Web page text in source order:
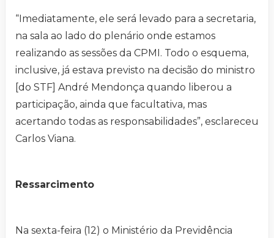
“Imediatamente, ele será levado para a secretaria,
na sala ao lado do plenário onde estamos
realizando as sessões da CPMI. Todo o esquema,
inclusive, já estava previsto na decisão do ministro
[do STF] André Mendonça quando liberou a
participação, ainda que facultativa, mas
acertando todas as responsabilidades”, esclareceu
Carlos Viana.
Ressarcimento
Na sexta-feira (12) o Ministério da Previdência